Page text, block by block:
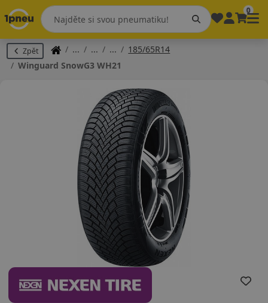
0
Zpět
185/65R14
Winguard SnowG3 WH21